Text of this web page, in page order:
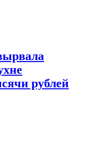
рублей